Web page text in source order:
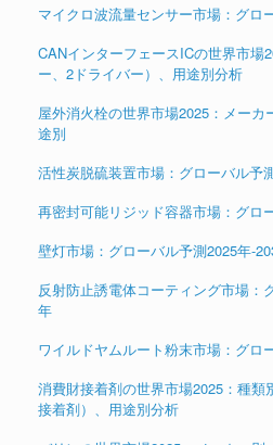
マイクロ波流量センサー市場：グロ
CANインターフェースICの世界市場
ー、2ドライバー）、用途別分析
屋外消火栓の世界市場2025：メーカ
途別
活性炭脱硫装置市場：グローバル予
再密封可能リジッド容器市場：グロ
壁灯市場：グローバル予測2025年-
反射防止誘電体コーティング市場：
年
ワイルドヤムルート粉末市場：グロ
消費財接着剤の世界市場2025：種類
接着剤）、用途別分析